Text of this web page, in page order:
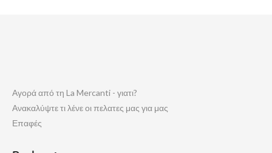
Αγορά από τη La Mercanti - γιατι?
Ανακαλύψτε τι λένε οι πελατες μας για μας
Επαφές